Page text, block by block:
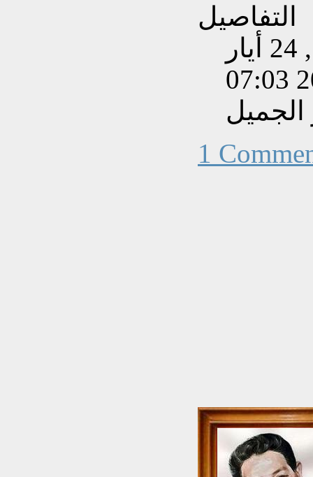
التفاصيل
تم إنشاءه بتاريخ الثلاثاء, 24 أيار
1